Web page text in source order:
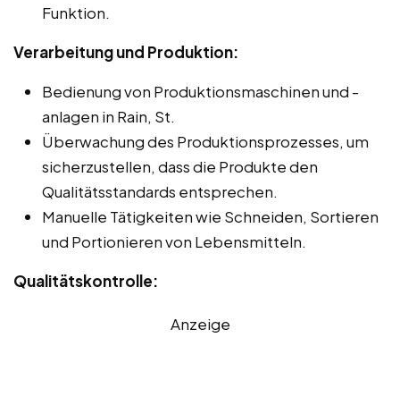
Funktion.
Verarbeitung und Produktion:
Bedienung von Produktionsmaschinen und -
anlagen in Rain, St.
Überwachung des Produktionsprozesses, um
sicherzustellen, dass die Produkte den
Qualitätsstandards entsprechen.
Manuelle Tätigkeiten wie Schneiden, Sortieren
und Portionieren von Lebensmitteln.
Qualitätskontrolle:
Anzeige